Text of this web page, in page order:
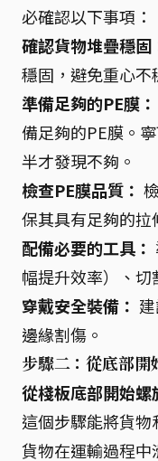
必確認以下事項：
確認貨物堆疊穩固
穩固，避免重心不
準備足夠的PE膜：
備足夠的PE膜。
半才發現不夠。
檢查PE膜品質：
保其具有足夠的拉
配備必要的工具：
幅提升效率）、切
穿戴安全裝備：
邊緣割傷。
步驟二：從底部開
從棧板底部開始螺
這個步驟能將貨
貨物在運輸過程中